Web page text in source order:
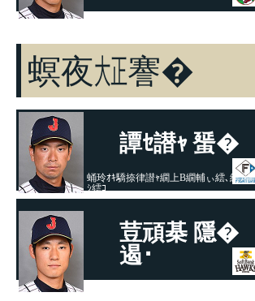
螟夜㍽謇�
譚ｾ譛ｬ 蜑�
蛹玲ｵｷ驕捺律譛ｬ繝上Β繝輔ぃ繧､繧ｿ繝
ｼ繧ｺ
荳頑棊 隱�
遏･